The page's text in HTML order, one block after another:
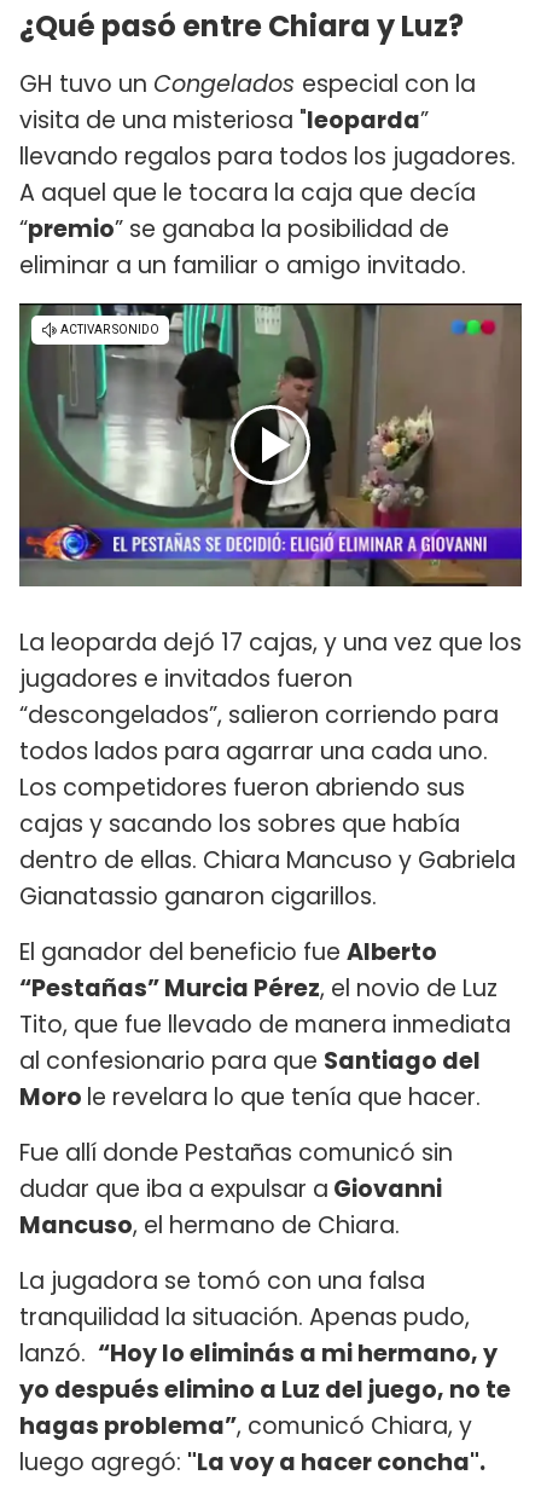
¿Qué pasó entre Chiara y Luz?
GH tuvo un Congelados especial con la
visita de una misteriosa "leoparda”
llevando regalos para todos los jugadores.
A aquel que le tocara la caja que decía
“premio” se ganaba la posibilidad de
eliminar a un familiar o amigo invitado.
La leoparda dejó 17 cajas, y una vez que los
jugadores e invitados fueron
“descongelados”, salieron corriendo para
todos lados para agarrar una cada uno.
Los competidores fueron abriendo sus
cajas y sacando los sobres que había
dentro de ellas. Chiara Mancuso y Gabriela
Gianatassio ganaron cigarillos.
El ganador del beneficio fue Alberto
“Pestañas” Murcia Pérez, el novio de Luz
Tito, que fue llevado de manera inmediata
al confesionario para que Santiago del
Moro le revelara lo que tenía que hacer.
Fue allí donde Pestañas comunicó sin
dudar que iba a expulsar a Giovanni
Mancuso, el hermano de Chiara.
La jugadora se tomó con una falsa
tranquilidad la situación. Apenas pudo,
lanzó. “Hoy lo eliminás a mi hermano, y
yo después elimino a Luz del juego, no te
hagas problema”, comunicó Chiara, y
luego agregó: "La voy a hacer concha".